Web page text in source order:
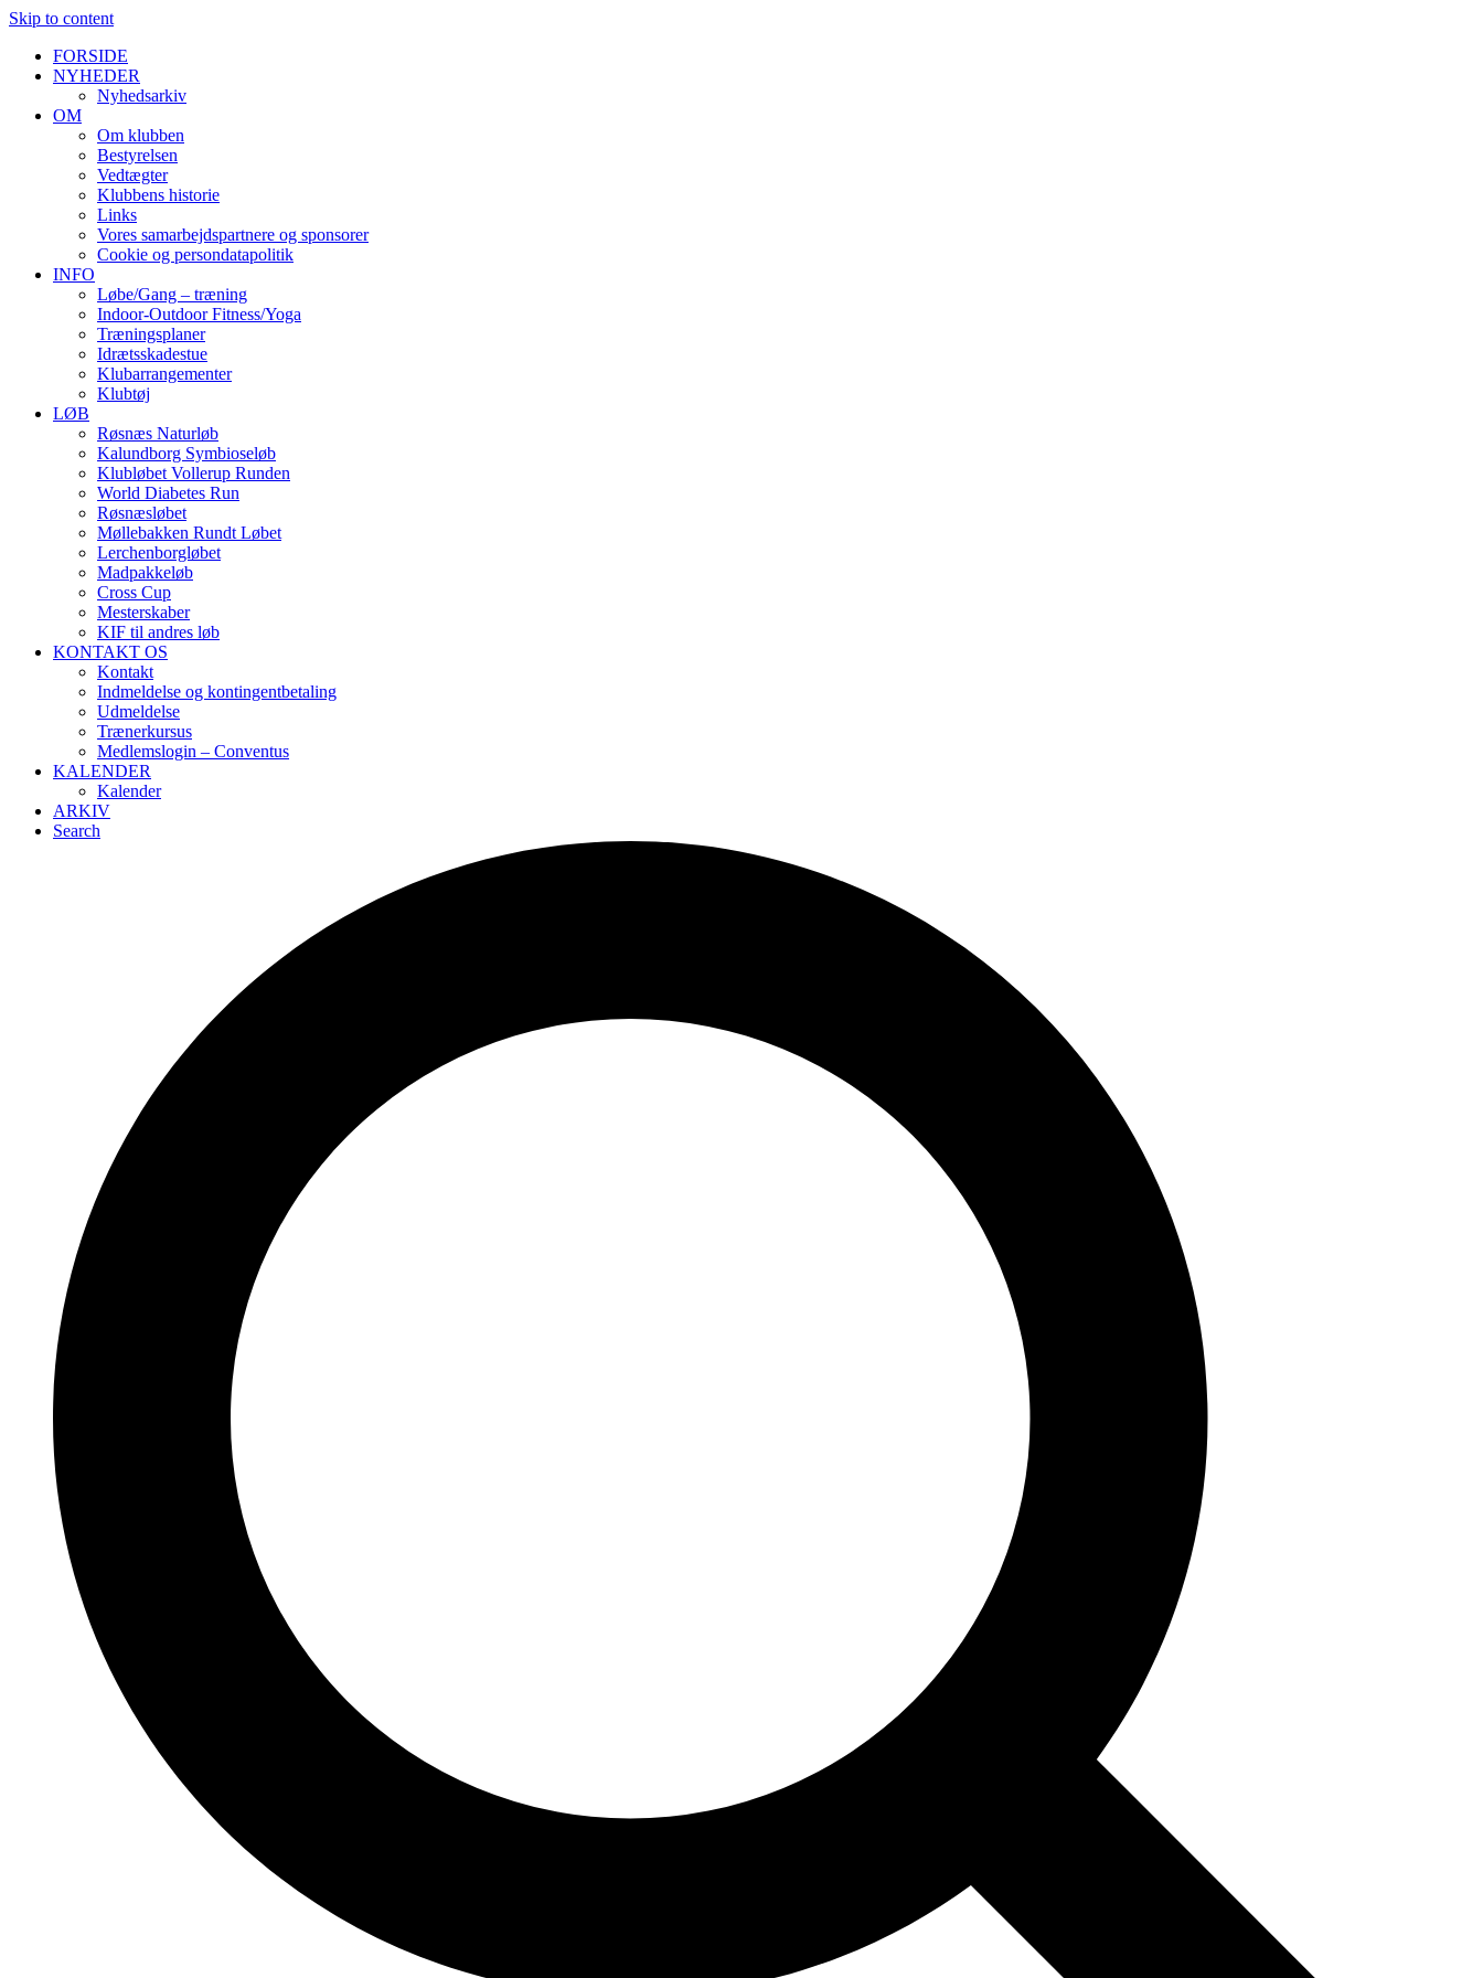
Skip to content
FORSIDE
NYHEDER
Nyhedsarkiv
OM
Om klubben
Bestyrelsen
Vedtægter
Klubbens historie
Links
Vores samarbejdspartnere og sponsorer
Cookie og persondatapolitik
INFO
Løbe/Gang – træning
Indoor-Outdoor Fitness/Yoga
Træningsplaner
Idrætsskadestue
Klubarrangementer
Klubtøj
LØB
Røsnæs Naturløb
Kalundborg Symbioseløb
Klubløbet Vollerup Runden
World Diabetes Run
Røsnæsløbet
Møllebakken Rundt Løbet
Lerchenborgløbet
Madpakkeløb
Cross Cup
Mesterskaber
KIF til andres løb
KONTAKT OS
Kontakt
Indmeldelse og kontingentbetaling
Udmeldelse
Trænerkursus
Medlemslogin – Conventus
KALENDER
Kalender
ARKIV
Search